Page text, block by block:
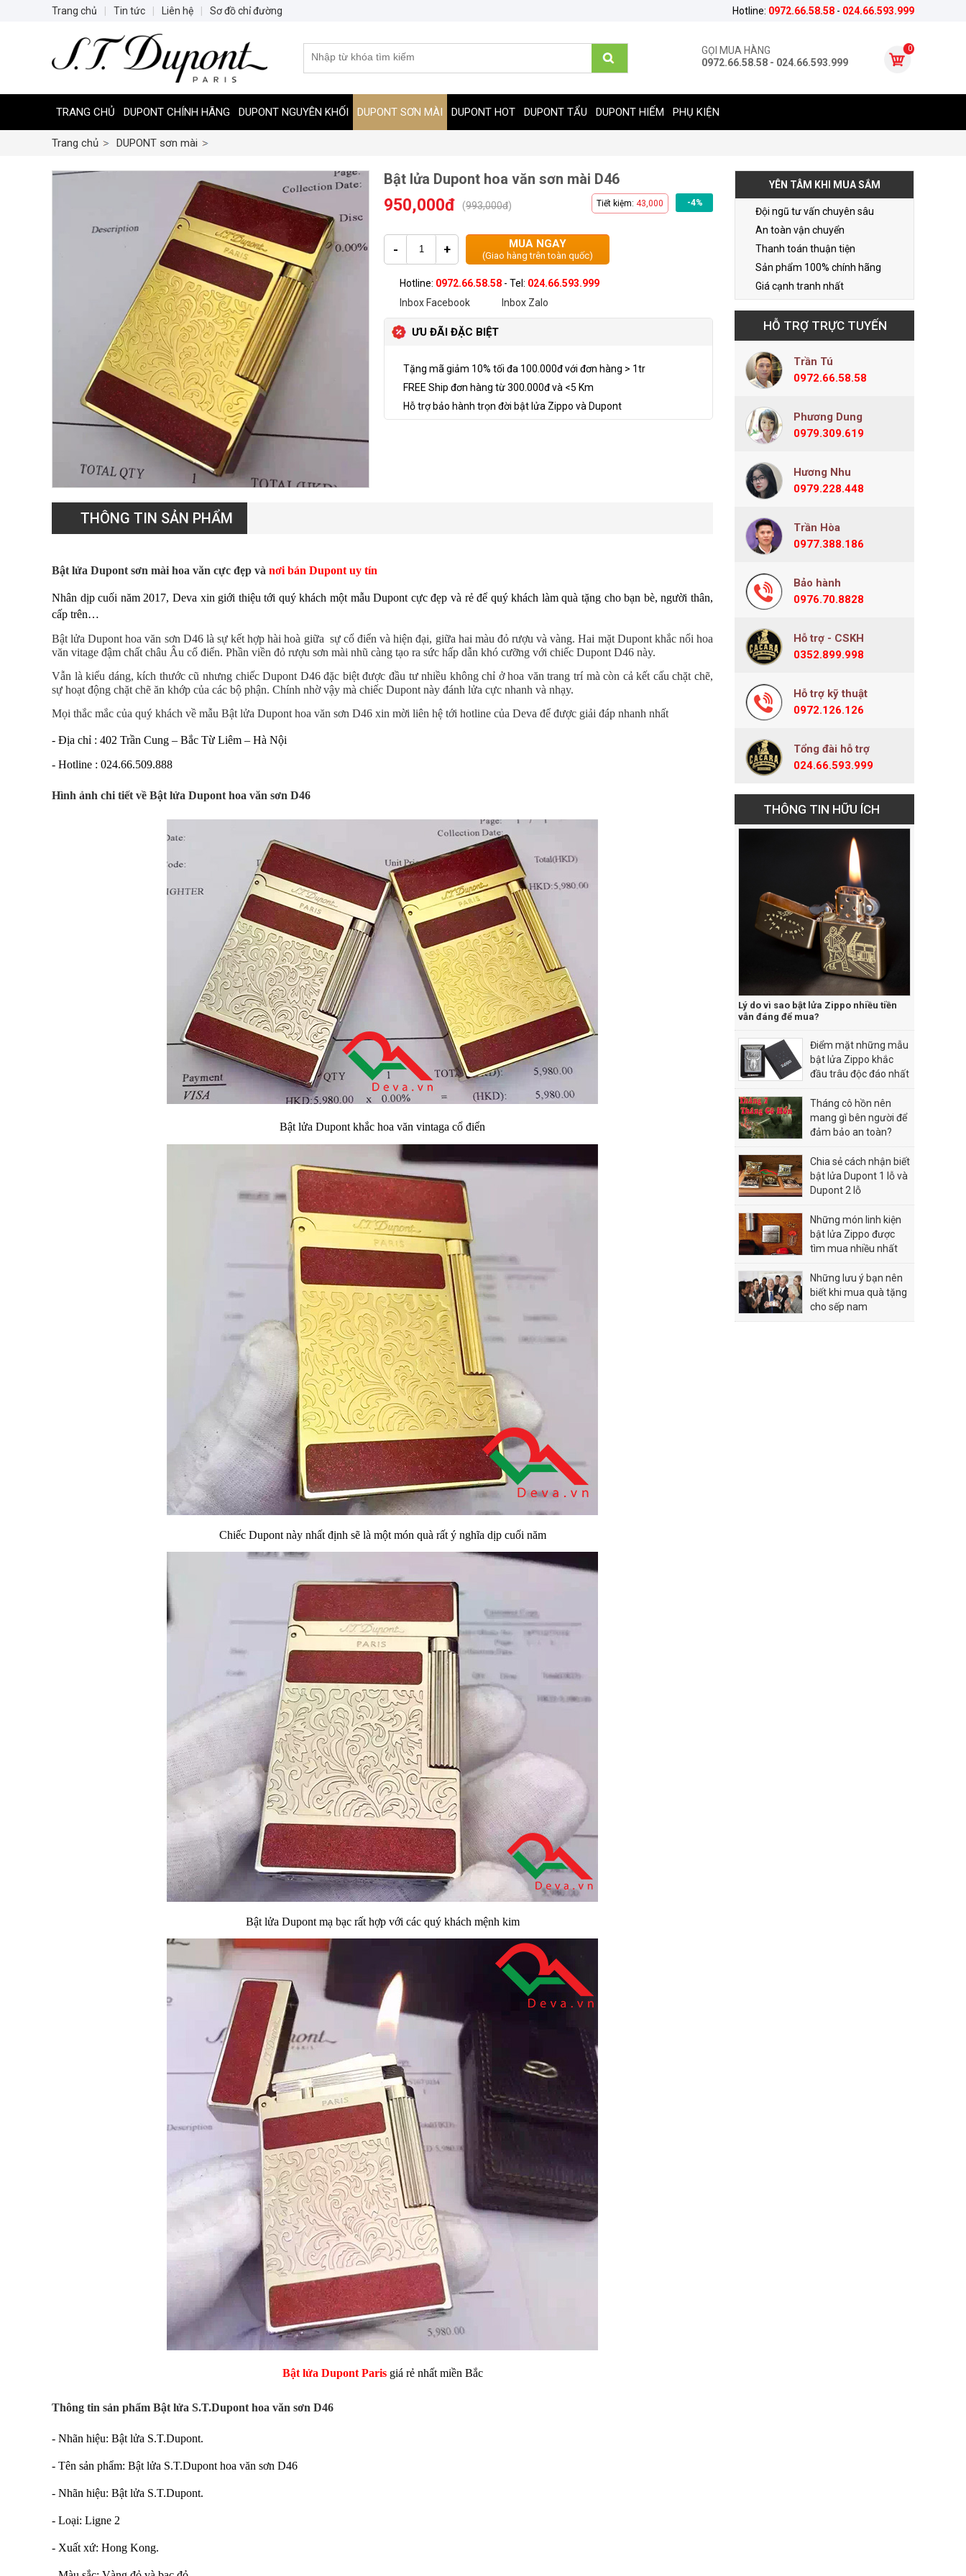
0
GỌI MUA HÀNG
0972.66.58.58 - 024.66.593.999
TRANG CHỦ DUPONT CHÍNH HÃNG DUPONT NGUYÊN KHỐI DUPONT SƠN MÀI DUPONT HOT DUPONT TẨU DUPONT HIẾM PHỤ KIỆN
Trang chủ DUPONT sơn mài
Bật lửa Dupont hoa văn sơn mài D46
-4%
Tiết kiệm: 43,000
950,000đ (993,000đ)
- + MUA NGAY
(Giao hàng trên toàn quốc)
Hotline: 0972.66.58.58 - Tel: 024.66.593.999
Inbox Facebook
Inbox Zalo
ƯU ĐÃI ĐẶC BIỆT
Tặng mã giảm 10% tối đa 100.000đ với đơn hàng > 1tr
FREE Ship đơn hàng từ 300.000đ và <5 Km
Hỗ trợ bảo hành trọn đời bật lửa Zippo và Dupont
THÔNG TIN SẢN PHẨM
Bật lửa Dupont sơn mài hoa văn cực đẹp và nơi bán Dupont uy tín
Nhân dịp cuối năm 2017, Deva xin giới thiệu tới quý khách một mẫu Dupont cực đẹp và rẻ để quý khách làm quà tặng cho bạn bè, người thân,
cấp trên…
Bật lửa Dupont hoa văn sơn D46 là sự kết hợp hài hoà giữa sự cổ điển và hiện đại, giữa hai màu đỏ rượu và vàng. Hai mặt Dupont khắc nổi hoa
văn vitage đậm chất châu Âu cổ điển. Phần viền đỏ rượu sơn mài nhũ càng tạo ra sức hấp dẫn khó cưỡng với chiếc Dupont D46 này.
Vẫn là kiểu dáng, kích thước cũ nhưng chiếc Dupont D46 đặc biệt được đầu tư nhiều không chỉ ở hoa văn trang trí mà còn cả kết cấu chặt chẽ,
sự hoạt động chặt chẽ ăn khớp của các bộ phận. Chính nhờ vậy mà chiếc Dupont này đánh lửa cực nhanh và nhạy.
Mọi thắc mắc của quý khách về mẫu Bật lửa Dupont hoa văn sơn D46 xin mời liên hệ tới hotline của Deva để được giải đáp nhanh nhất
- Địa chỉ : 402 Trần Cung – Bắc Từ Liêm – Hà Nội
- Hotline : 024.66.509.888
Hình ảnh chi tiết về Bật lửa Dupont hoa văn sơn D46
Bật lửa Dupont khắc hoa văn vintaga cổ điển
Chiếc Dupont này nhất định sẽ là một món quà rất ý nghĩa dịp cuối năm
Bật lửa Dupont mạ bạc rất hợp với các quý khách mệnh kim
Bật lửa Dupont Parisgiá rẻ nhất miền Bắc
Thông tin sản phẩm Bật lửa S.T.Dupont hoa văn sơn D46
- Nhãn hiệu: Bật lửa S.T.Dupont.
- Tên sản phẩm: Bật lửa S.T.Dupont hoa văn sơn D46
- Nhãn hiệu: Bật lửa S.T.Dupont.
- Loại: Ligne 2
- Xuất xứ: Hong Kong.
YÊN TÂM KHI MUA SẮM
Đội ngũ tư vấn chuyên sâu
An toàn vận chuyển
Thanh toán thuận tiện
Sản phẩm 100% chính hãng
Giá cạnh tranh nhất
HỖ TRỢ TRỰC TUYẾN
Trần Tú
0972.66.58.58
Phương Dung
0979.309.619
Hương Nhu
0979.228.448
Trần Hòa
0977.388.186
Bảo hành
0976.70.8828
Hỗ trợ - CSKH
0352.899.998
Hỗ trợ kỹ thuật
0972.126.126
Tổng đài hỗ trợ
024.66.593.999
THÔNG TIN HỮU ÍCH
Lý do vì sao bật lửa Zippo nhiều tiền
vẫn đáng để mua?
Điểm mặt những mẫu
bật lửa Zippo khắc
đầu trâu độc đáo nhất
Tháng cô hồn nên
mang gì bên người để
đảm bảo an toàn?
Chia sẻ cách nhận biết
bật lửa Dupont 1 lỗ và
Dupont 2 lỗ
Những món linh kiện
bật lửa Zippo được
tìm mua nhiều nhất
hiện nay
Những lưu ý bạn nên
biết khi mua quà tặng
cho sếp nam
Hotline: 0972.66.58.58 - 024.66.593.999
Trang chủ Tin tức Liên hệ Sơ đồ chỉ đường